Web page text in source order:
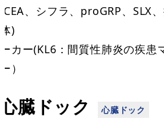
(CEA、シフラ、proGRP、SLX
体) ●肺
ーカー(KL6：間質性肺炎の疾患
ー）
心臓ドック